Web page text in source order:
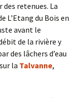
retenues. La
L’Etang du Bois en
avant le
de la rivière y
des lâchers d’eau
la Talvanne,